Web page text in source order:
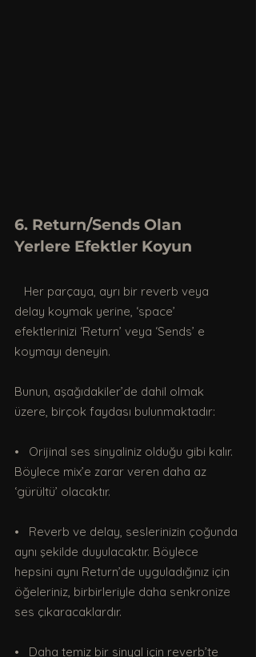
6. Return/Sends Olan
Yerlere Efektler Koyun
delay koymak yerine, ‘space’
efektlerinizi ‘Return’ veya ‘Sends’ e
koymayı deneyin.
Bunun, aşağıdakiler’de dahil olmak
üzere, birçok faydası bulunmaktadır:
•   Orijinal ses sinyaliniz olduğu gibi kalır.
Böylece mix’e zarar veren daha az
‘gürültü’ olacaktır.
•   Reverb ve delay, seslerinizin çoğunda
aynı şekilde duyulacaktır. Böylece
hepsini aynı Return’de uyguladığınız için
öğeleriniz, birbirleriyle daha senkronize
ses çıkaracaklardır.
•   Daha temiz bir sinyal için reverb’te